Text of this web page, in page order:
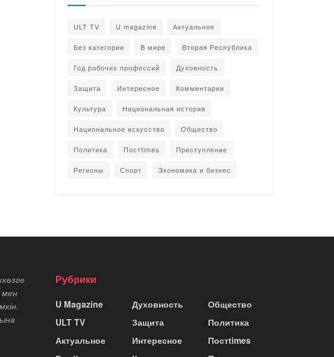
ULT TV U magazine Актуальное
Без категории В мире Вторая Республика
Год рабочих профессий Духовность
Защита Интересное Комментарии
Культура Национальная история
Национальное искусство Общество
Политика Постtimes Преступление
Регионы Спорт Экономика и бизнес
мен
Рубрики
U Magazine
ULT TV
Актуальное
Духовность
Защита
Интересное
Общество
Политика
Постtimes